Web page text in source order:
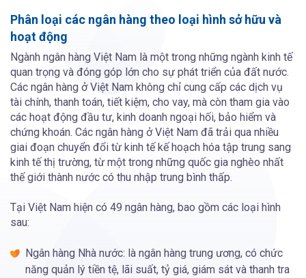
Phân loại các ngân hàng theo loại hình sở hữu và
hoạt động
Ngành ngân hàng Việt Nam là một trong những ngành kinh tế
quan trọng và đóng góp lớn cho sự phát triển của đất nước.
Các ngân hàng ở Việt Nam không chỉ cung cấp các dịch vụ
tài chính, thanh toán, tiết kiệm, cho vay, mà còn tham gia vào
các hoạt động đầu tư, kinh doanh ngoại hối, bảo hiểm và
chứng khoán. Các ngân hàng ở Việt Nam đã trải qua nhiều
giai đoạn chuyển đổi từ kinh tế kế hoạch hóa tập trung sang
kinh tế thị trường, từ một trong những quốc gia nghèo nhất
thế giới thành nước có thu nhập trung bình thấp.
Tại Việt Nam hiện có 49 ngân hàng, bao gồm các loại hình
sau:
Ngân hàng Nhà nước: là ngân hàng trung ương, có chức
năng quản lý tiền tệ, lãi suất, tỷ giá, giám sát và thanh tra